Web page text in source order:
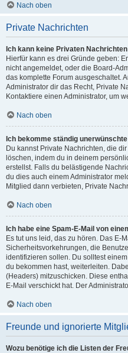
Nach oben
Private Nachrichten
Ich kann keine Privaten
Hierfür kann es drei Gründe geben:
nicht angemeldet, oder die Board-
das komplette Forum ausgeschaltet.
Administrator dir das Recht, Private
Kontaktiere einen Administrator, um
Nach oben
Ich bekomme ständig
Du kannst Private Nachrichten, die
löschen, indem du in deinem
erstellst. Falls du belästigende
du dies auch einem Administrator
Mitglied dann verbieten, Private
Nach oben
Ich habe eine Spam-E-Mail von
Es tut uns leid, das zu hören. Das E-
Sicherheitsvorkehrungen, die
identifizieren sollen. Du solltest
du bekommen hast, weiterleiten.
(Headers) mitzuschicken. Diese
E-Mail verschickt hat. Der
Nach oben
Freunde und ignorierte
Wozu benötige ich die Listen der